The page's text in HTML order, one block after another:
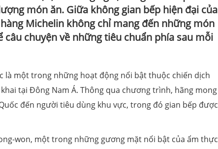
món ăn. Giữa không gian bếp hiện đại của
Michelin không chỉ mang đến những món
chuyện về những tiêu chuẩn phía sau mỗi
là một trong những hoạt động nổi bật thuộc chiến dịch
tại Đông Nam Á. Thông qua chương trình, hãng mong
đến người tiêu dùng khu vực, trong đó gian bếp được
won, một trong những gương mặt nổi bật của ẩm thực